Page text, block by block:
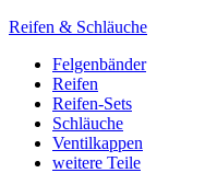
Reifen & Schläuche
Felgenbänder
Reifen
Reifen-Sets
Schläuche
Ventilkappen
weitere Teile